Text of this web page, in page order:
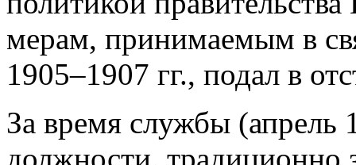
мерам, принимаемым в
1905–1907 гг., подал в
За время службы (апрель
должности,